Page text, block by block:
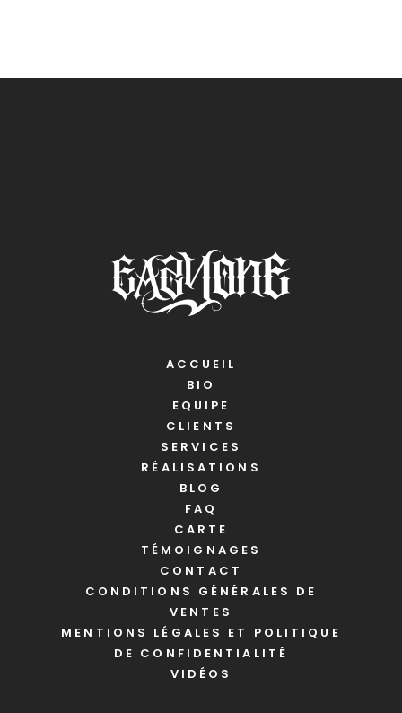
ACCUEIL
BIO
EQUIPE
CLIENTS
SERVICES
RÉALISATIONS
BLOG
FAQ
CARTE
TÉMOIGNAGES
CONTACT
CONDITIONS GÉNÉRALES DE
VENTES
MENTIONS LÉGALES ET POLITIQUE
DE CONFIDENTIALITÉ
VIDÉOS